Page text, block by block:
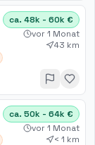
ca. 48k - 60k €
vor 1 Monat
43 km
ca. 50k - 64k €
vor 1 Monat
< 1 km